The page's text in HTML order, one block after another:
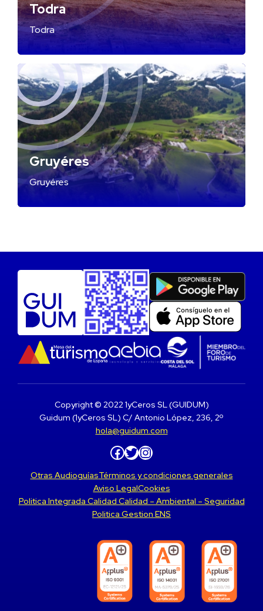
Todra
Todra
Gruyéres
Gruyéres
Copyright © 2022 1yCeros SL (GUIDUM)
Guidum (1yCeros SL) C/ Antonio López, 236, 2º
hola@guidum.com
Facebook Twitter Instagram
Otras AudioguíasTérminos y condiciones generales
Aviso LegalCookies
Politica Integrada Calidad Calidad – Ambiental – Seguridad
Politica Gestion ENS